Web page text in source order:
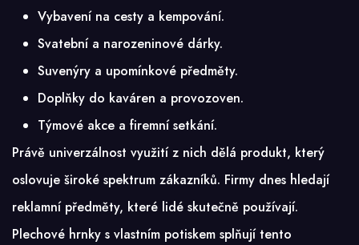
Vybavení na cesty a kempování.
Svatební a narozeninové dárky.
Suvenýry a upomínkové předměty.
Doplňky do kaváren a provozoven.
Týmové akce a firemní setkání.
Právě univerzálnost využití z nich dělá produkt, který
oslovuje široké spektrum zákazníků. Firmy dnes hledají
reklamní předměty, které lidé skutečně používají.
Plechové hrnky s vlastním potiskem splňují tento